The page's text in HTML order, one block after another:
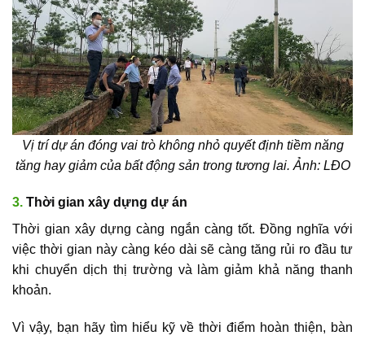
Vị trí dự án đóng vai trò không nhỏ quyết định tiềm năng
tăng hay giảm của bất động sảntrong tương lai. Ảnh: LĐO
3. Thời gian xây dựng dự án
Thời gian xây dựng càng ngắn càng tốt. Đồng nghĩa với
việc thời gian này càng kéo dài sẽ càng tăng rủi ro đầu tư
khi chuyển dịch thị trường và làm giảm khả năng thanh
khoản.
Vì vậy, bạn hãy tìm hiểu kỹ về thời điểm hoàn thiện, bàn